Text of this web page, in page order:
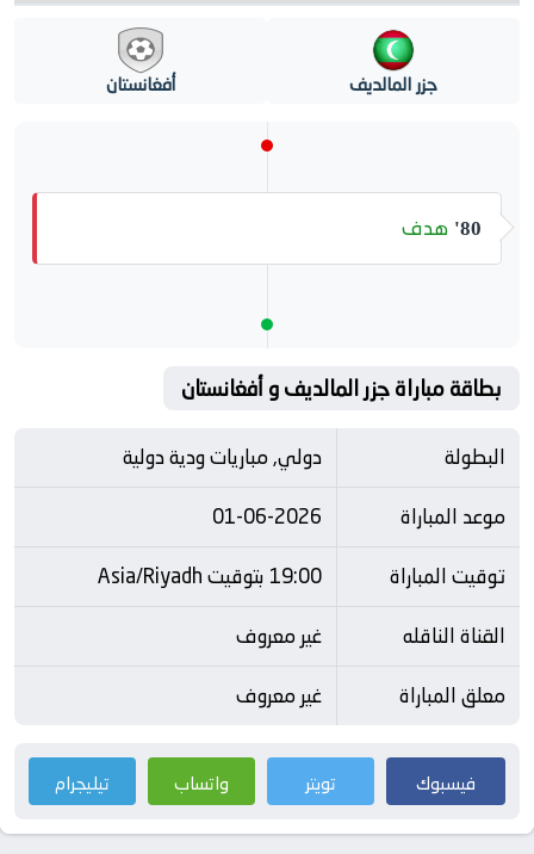
جزر المالديف أفغانستان
80' هدف
بطاقة مباراة جزر المالديف و أفغانستان
البطولة
دولي, مباريات ودية دولية
موعد المباراة
01-06-2026
توقيت المباراة
19:00 بتوقيت Asia/Riyadh
القناة الناقله
غير معروف
معلق المباراة
غير معروف
فيسبوك تويتر واتساب تيليجرام